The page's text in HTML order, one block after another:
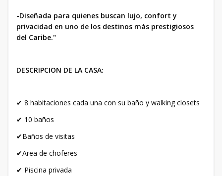
-Diseñada para quienes buscan lujo, confort y
privacidad en uno de los destinos más prestigiosos
del Caribe."
DESCRIPCION DE LA CASA:
✔ 8 habitaciones cada una con su baño y walking closets
✔ 10 baños
✔Baños de visitas
✔Area de choferes
✔ Piscina privada